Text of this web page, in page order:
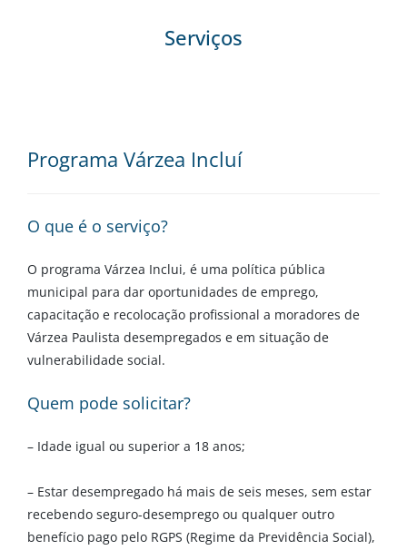
Serviços
Programa Várzea Incluí
O que é o serviço?
O programa Várzea Inclui, é uma política pública
municipal para dar oportunidades de emprego,
capacitação e recolocação profissional a moradores de
Várzea Paulista desempregados e em situação de
vulnerabilidade social.
Quem pode solicitar?
– Idade igual ou superior a 18 anos;
– Estar desempregado há mais de seis meses, sem estar
recebendo seguro-desemprego ou qualquer outro
benefício pago pelo RGPS (Regime da Previdência Social),